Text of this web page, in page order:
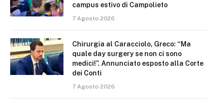
campus estivo di Campolieto
7 Agosto 2026
Chirurgia al Caracciolo, Greco: “Ma
quale day surgery se non ci sono
medici!”. Annunciato esposto alla Corte
dei Conti
7 Agosto 2026